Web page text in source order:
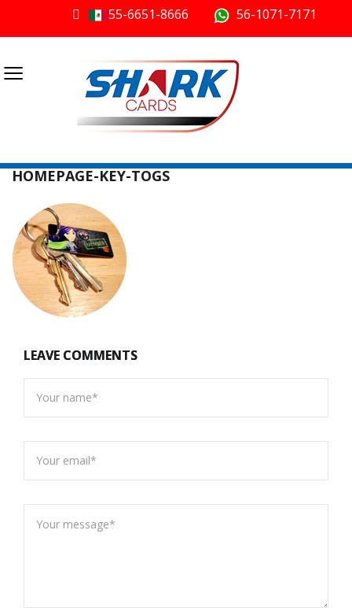
55-6651-8666 56-1071-7171
≡
HOMEPAGE-KEY-TOGS
LEAVE COMMENTS